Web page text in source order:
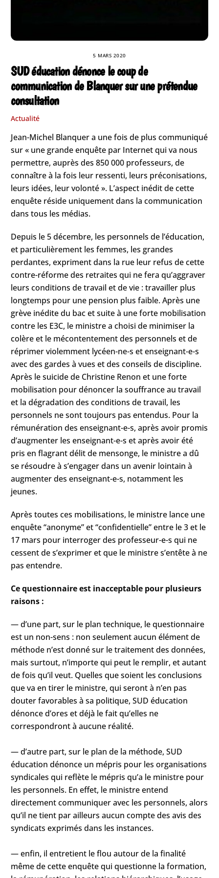
5 MARS 2020
SUD éducation dénonce le coup de
communication de Blanquer sur une prétendue
consultation
Actualité
Jean-Michel Blanquer a une fois de plus communiqué
sur « une grande enquête par Internet qui va nous
permettre, auprès des 850 000 professeurs, de
connaître à la fois leur ressenti, leurs préconisations,
leurs idées, leur volonté ». L’aspect inédit de cette
enquête réside uniquement dans la communication
dans tous les médias.
Depuis le 5 décembre, les personnels de l’éducation,
et particulièrement les femmes, les grandes
perdantes, expriment dans la rue leur refus de cette
contre-réforme des retraites qui ne fera qu’aggraver
leurs conditions de travail et de vie : travailler plus
longtemps pour une pension plus faible. Après une
grève inédite du bac et suite à une forte mobilisation
contre les E3C, le ministre a choisi de minimiser la
colère et le mécontentement des personnels et de
réprimer violemment lycéen-ne-s et enseignant-e-s
avec des gardes à vues et des conseils de discipline.
Après le suicide de Christine Renon et une forte
mobilisation pour dénoncer la souffrance au travail
et la dégradation des conditions de travail, les
personnels ne sont toujours pas entendus. Pour la
rémunération des enseignant-e-s, après avoir promis
d’augmenter les enseignant-e-s et après avoir été
pris en flagrant délit de mensonge, le ministre a dû
se résoudre à s’engager dans un avenir lointain à
augmenter des enseignant-e-s, notamment les
jeunes.
Après toutes ces mobilisations, le ministre lance une
enquête “anonyme” et “confidentielle” entre le 3 et le
17 mars pour interroger des professeur-e-s qui ne
cessent de s’exprimer et que le ministre s’entête à ne
pas entendre.
Ce questionnaire est inacceptable pour plusieurs
raisons :
— d’une part, sur le plan technique, le questionnaire
est un non-sens : non seulement aucun élément de
méthode n’est donné sur le traitement des données,
mais surtout, n’importe qui peut le remplir, et autant
de fois qu’il veut. Quelles que soient les conclusions
que va en tirer le ministre, qui seront à n’en pas
douter favorables à sa politique, SUD éducation
dénonce d’ores et déjà le fait qu’elles ne
correspondront à aucune réalité.
— d’autre part, sur le plan de la méthode, SUD
éducation dénonce un mépris pour les organisations
syndicales qui reflète le mépris qu’a le ministre pour
les personnels. En effet, le ministre entend
directement communiquer avec les personnels, alors
qu’il ne tient par ailleurs aucun compte des avis des
syndicats exprimés dans les instances.
— enfin, il entretient le flou autour de la finalité
même de cette enquête qui questionne la formation,